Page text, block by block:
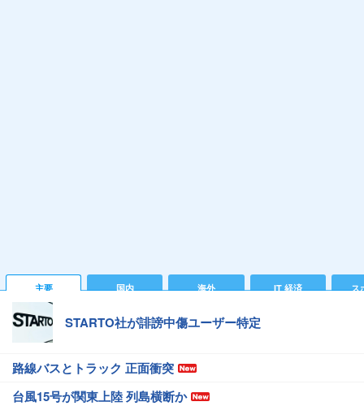
主要 国内 海外 IT 経済 ス
STARTO社が誹謗中傷ユーザー特定
路線バスとトラック 正面衝突
台風15号が関東上陸 列島横断か